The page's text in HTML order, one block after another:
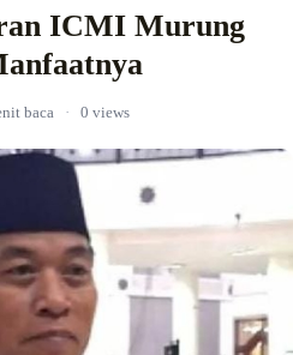
ICMI Murung
baca · 0 views